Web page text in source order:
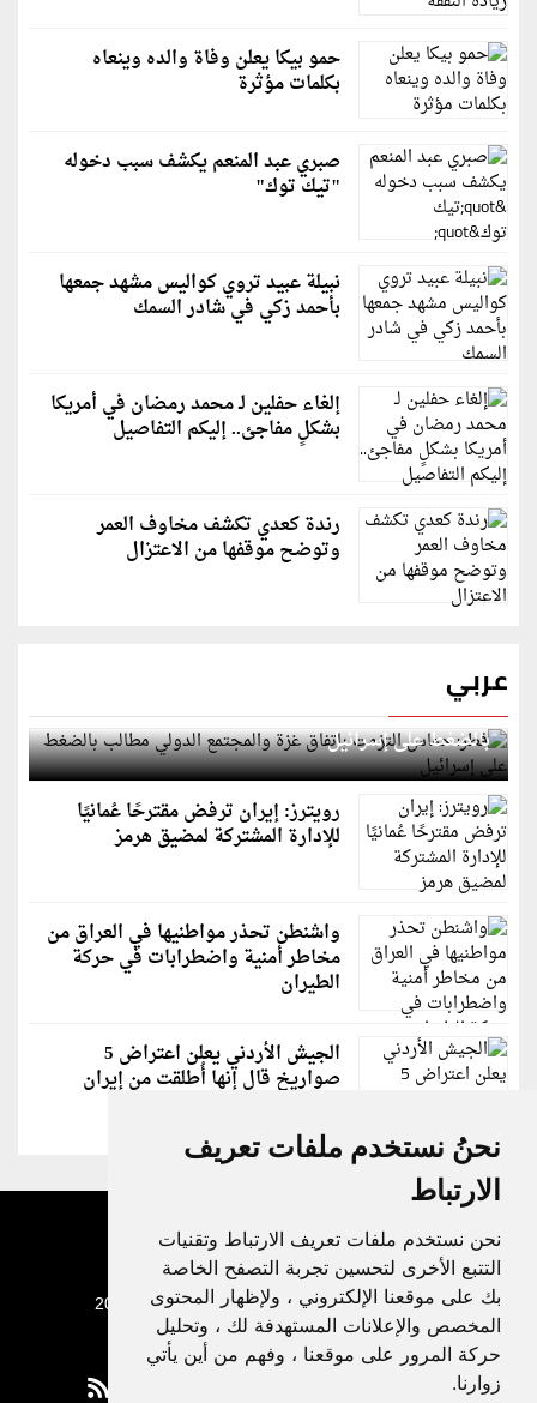
نحنُ نستخدم ملفات تعريف
الارتباط
نحن نستخدم ملفات تعريف الارتباط وتقنيات
التتبع الأخرى لتحسين تجربة التصفح الخاصة
بك على موقعنا الإلكتروني ، ولإظهار المحتوى
المخصص والإعلانات المستهدفة لك ، وتحليل
حركة المرور على موقعنا ، وفهم من أين يأتي
زوارنا.
حمو بيكا يعلن وفاة والده وينعاه
بكلمات مؤثرة
صبري عبد المنعم يكشف سبب دخوله
"تيك توك"
نبيلة عبيد تروي كواليس مشهد جمعها
بأحمد زكي في شادر السمك
إلغاء حفلين لـ محمد رمضان في أمريكا
بشكلٍ مفاجئ.. إليكم التفاصيل
رندة كعدي تكشف مخاوف العمر
وتوضح موقفها من الاعتزال
عربي
قطر: حماس التزمت باتفاق غزة والمجتمع الدولي مطالب
بالضغط على إسرائيل
رويترز: إيران ترفض مقترحًا عُمانيًا
للإدارة المشتركة لمضيق هرمز
واشنطن تحذر مواطنيها في العراق من
مخاطر أمنية واضطرابات في حركة
الطيران
الجيش الأردني يعلن اعتراض 5
صواريخ قال إنها أُطلقت من إيران
جميع الحقوق محفوظة لدنيا الوطن © 2003 - 2022